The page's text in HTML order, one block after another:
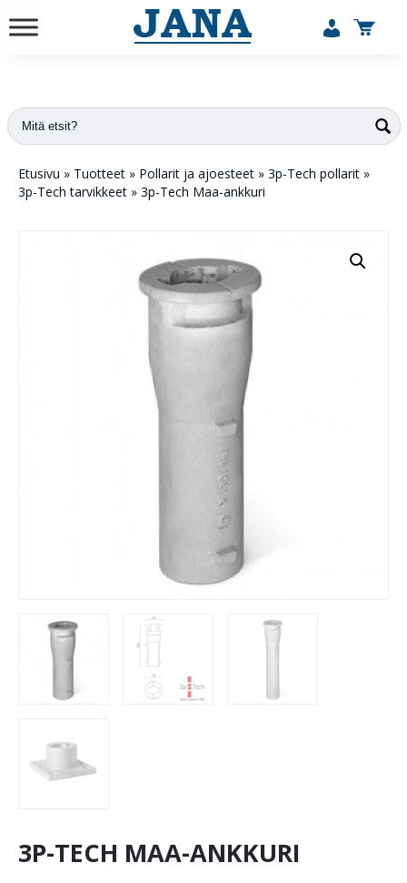
Etusivu » Tuotteet » Pollarit ja ajoesteet » 3p-Tech pollarit »
3p-Tech tarvikkeet » 3p-Tech Maa-ankkuri
3P-TECH MAA-ANKKURI